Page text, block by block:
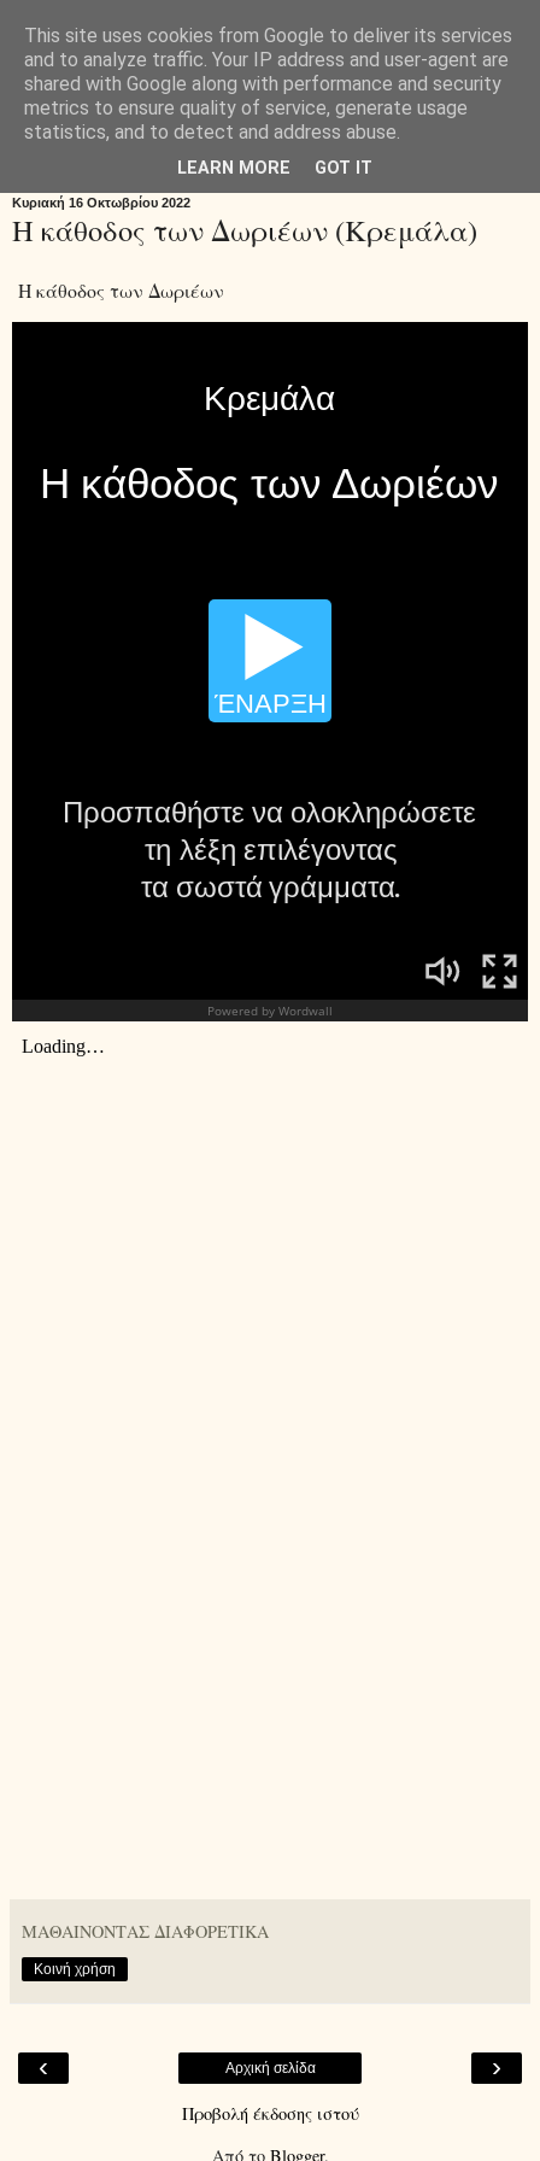
Μαθαίνοντας
διαφορετικά...
Κυριακή 16 Οκτωβρίου 2022
Η κάθοδος των Δωριέων (Κρεμάλα)
Η κάθοδος των Δωριέων
ΜΑΘΑΙΝΟΝΤΑΣ ΔΙΑΦΟΡΕΤΙΚΑ
Κοινή χρήση
‹ ›
Αρχική σελίδα
Προβολή έκδοσης ιστού
Από το Blogger.
This site uses cookies from Google to deliver its services
and to analyze traffic. Your IP address and user-agent are
shared with Google along with performance and security
metrics to ensure quality of service, generate usage
statistics, and to detect and address abuse.
LEARN MORE GOT IT